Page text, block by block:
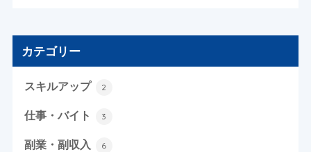
カテゴリー
スキルアップ 2
仕事・バイト 3
副業・副収入 6